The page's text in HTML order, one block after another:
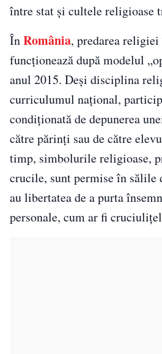
între stat și cultele religioase
ÎnRomânia, predarea
funcționează după modelul
anul 2015. Deși disciplina
curriculumul național,
condiționată de depunerea
către părinți sau de către
timp, simbolurile religioase,
crucile, sunt permise în sălile
au libertatea de a purta
personale, cum ar fi